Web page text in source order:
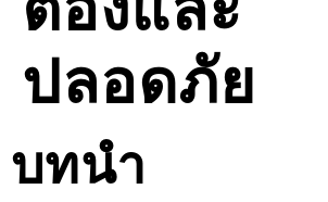
ปลอดภัย
บทนำ